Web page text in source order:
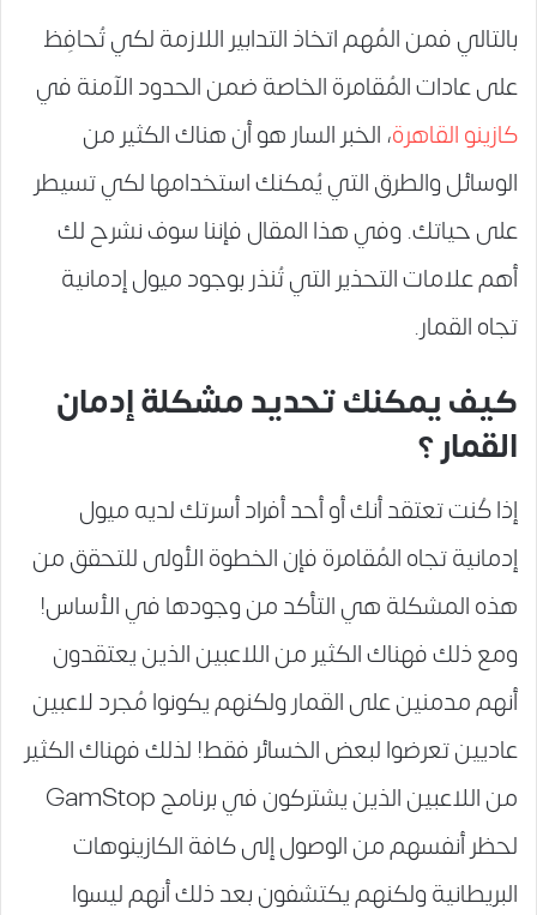
بالتالي فمن المُهم اتخاذ التدابير اللازمة لكي تُحافِظ
على عادات المُقامرة الخاصة ضمن الحدود الآمنة في
كازينو القاهرة، الخبر السار هو أن هناك الكثير من
الوسائل والطرق التي يُمكنك استخدامها لكي تسيطر
على حياتك. وفي هذا المقال فإننا سوف نشرح لك
أهم علامات التحذير التي تُنذر بوجود ميول إدمانية
تجاه القمار.
كيف يمكنك تحديد مشكلة إدمان
القمار ؟
إذا كُنت تعتقد أنك أو أحد أفراد أسرتك لديه ميول
إدمانية تجاه المُقامرة فإن الخطوة الأولى للتحقق من
هذه المشكلة هي التأكد من وجودها في الأساس!
ومع ذلك فهناك الكثير من اللاعبين الذين يعتقدون
أنهم مدمنين على القمار ولكنهم يكونوا مُجرد لاعبين
عاديين تعرضوا لبعض الخسائر فقط! لذلك فهناك الكثير
من اللاعبين الذين يشتركون في برنامج GamStop
لحظر أنفسهم من الوصول إلى كافة الكازينوهات
البريطانية ولكنهم يكتشفون بعد ذلك أنهم ليسوا